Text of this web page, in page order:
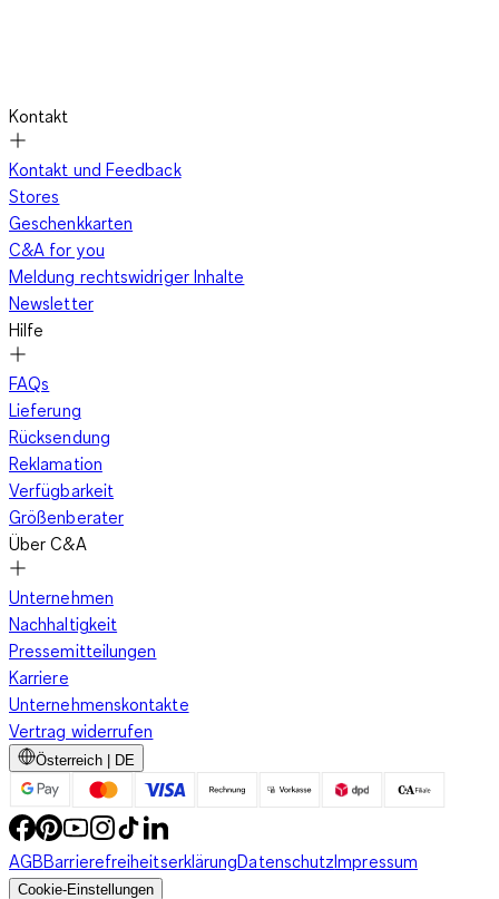
Kontakt
Kontakt und Feedback
Stores
Geschenkkarten
C&A for you
Meldung rechtswidriger Inhalte
Newsletter
Hilfe
FAQs
Lieferung
Rücksendung
Reklamation
Verfügbarkeit
Größenberater
Über C&A
Unternehmen
Nachhaltigkeit
Pressemitteilungen
Karriere
Unternehmenskontakte
Vertrag widerrufen
Österreich | DE
AGBBarrierefreiheitserklärungDatenschutzImpressum
Cookie-Einstellungen